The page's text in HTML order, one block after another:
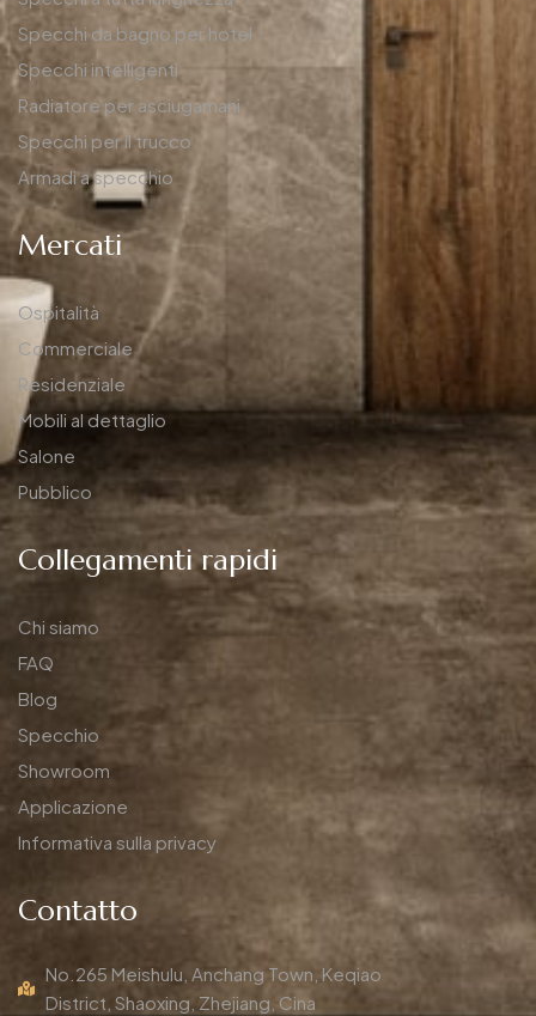
Specchi da bagno per hotel
Specchi intelligenti
Radiatore per asciugamani
Specchi per il trucco
Armadi a specchio
Mercati
Ospitalità
Commerciale
Residenziale
Mobili al dettaglio
Salone
Pubblico
Collegamenti rapidi
Chi siamo
FAQ
Blog
Specchio
Showroom
Applicazione
Informativa sulla privacy
Contatto
No.265 Meishulu, Anchang Town, Keqiao
District, Shaoxing, Zhejiang, Cina